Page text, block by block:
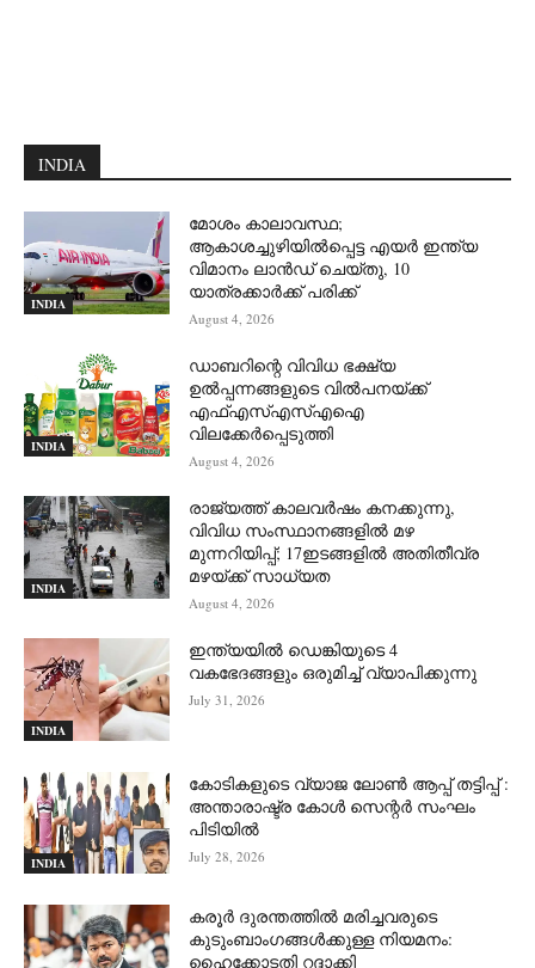
INDIA
INDIA
മോശം കാലാവസ്ഥ;
ആകാശച്ചുഴിയില്‍പ്പെട്ട എയര്‍ ഇന്ത്യ
വിമാനം ലാന്‍ഡ് ചെയ്തു, 10
യാത്രക്കാര്‍ക്ക് പരിക്ക്
August 4, 2026
INDIA
ഡാബറിന്റെ വിവിധ ഭക്ഷ്യ
ഉൽപ്പന്നങ്ങളുടെ വിൽപനയ്ക്ക്
എഫ്എസ്എസ്എഐ
വിലക്കേർപ്പെടുത്തി
August 4, 2026
INDIA
രാജ്യത്ത് കാലവർഷം കനക്കുന്നു,
വിവിധ സംസ്ഥാനങ്ങളിൽ മഴ
മുന്നറിയിപ്പ്; 17ഇടങ്ങളിൽ അതിതീവ്ര
മഴയ്ക്ക് സാധ്യത
August 4, 2026
INDIA
ഇന്ത്യയിൽ ഡെങ്കിയുടെ 4
വകഭേദങ്ങളും ഒരുമിച്ച് വ്യാപിക്കുന്നു
July 31, 2026
INDIA
കോടികളുടെ വ്യാജ ലോൺ ആപ്പ് തട്ടിപ്പ് :
അന്താരാഷ്ട്ര കോൾ സെന്റർ സംഘം
പിടിയില്‍
July 28, 2026
കരൂർ ദുരന്തത്തിൽ മരിച്ചവരുടെ
കുടുംബാംഗങ്ങൾക്കുള്ള നിയമനം:
ഹൈക്കോടതി റദ്ദാക്കി